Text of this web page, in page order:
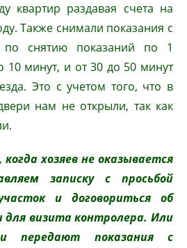
квартир раздавая счета на
Также снимали показания с
по снятию показаний по 1
10 минут, и от 30 до 50 минут
Это с учетом того, что в
нам не открыли, так как
хозяев не оказывается
записку с просьбой
и договориться об
для визита контролера. Или
передают показания с